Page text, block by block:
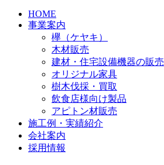
HOME
事業案内
欅（ケヤキ）
木材販売
建材・住宅設備機器の販売
オリジナル家具
樹木伐採・買取
飲食店様向け製品
アピトン材販売
施工例・実績紹介
会社案内
採用情報